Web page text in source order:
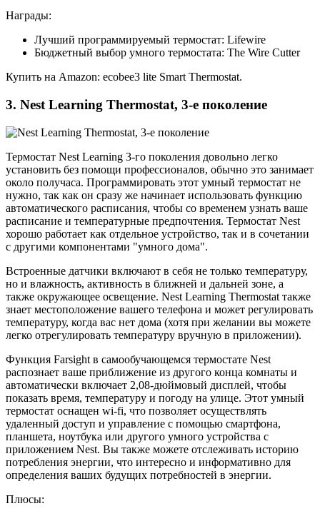
Награды:
Лучший программируемый термостат: Lifewire
Бюджетный выбор умного термостата: The Wire Cutter
Купить на Amazon: ecobee3 lite Smart Thermostat.
3. Nest Learning Thermostat, 3-е поколение
Термостат Nest Learning 3-го поколения довольно легко
установить без помощи профессионалов, обычно это занимает
около получаса. Программировать этот умный термостат не
нужно, так как он сразу же начинает использовать функцию
автоматического расписания, чтобы со временем узнать ваше
расписание и температурные предпочтения. Термостат Nest
хорошо работает как отдельное устройство, так и в сочетании
с другими компонентами "умного дома".
Встроенные датчики включают в себя не только температуру,
но и влажность, активность в ближней и дальней зоне, а
также окружающее освещение. Nest Learning Thermostat также
знает местоположение вашего телефона и может регулировать
температуру, когда вас нет дома (хотя при желании вы можете
легко отрегулировать температуру вручную в приложении).
Функция Farsight в самообучающемся термостате Nest
распознает ваше приближение из другого конца комнаты и
автоматически включает 2,08-дюймовый дисплей, чтобы
показать время, температуру и погоду на улице. Этот умный
термостат оснащен wi-fi, что позволяет осуществлять
удаленный доступ и управление с помощью смартфона,
планшета, ноутбука или другого умного устройства с
приложением Nest. Вы также можете отслеживать историю
потребления энергии, что интересно и информативно для
определения ваших будущих потребностей в энергии.
Плюсы: